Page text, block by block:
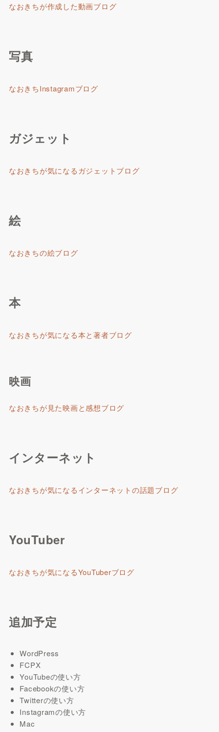
なおきちが作成した動画ブログ
写真
なおきちInstagramブログ
ガジェット
なおきちが気になるガジェットブログ
絵
なおきちの絵ブログ
本
なおきちが気になる本と著者ブログ
映画
なおきちが見た映画と感想ブログ
インターネット
なおきちが気になるインターネットの話題ブログ
YouTuber
なおきちが気になるYouTuberブログ
追加予定
WordPress
FCPX
YouTubeの使い方
Facebookの使い方
Twitterの使い方
Instagramの使い方
Mac